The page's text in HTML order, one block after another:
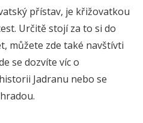
přístav, je křižovatkou
Určitě stojí za to si do
můžete zde také navštívti
se dozvíte víc o
Jadranu nebo se